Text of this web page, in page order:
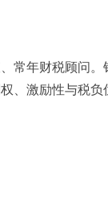
常年财税顾问
、激励性与税